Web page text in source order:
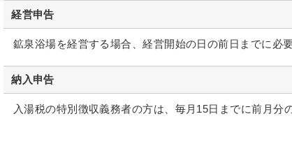
経営申告
鉱泉浴場を経営する場合、経営開始の日の前日までに必
納入申告
入湯税の特別徴収義務者の方は、毎月15日までに前月分